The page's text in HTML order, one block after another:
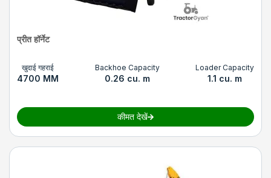
प्रीत हॉर्नेट
खुदाई गहराई
4700 MM
Backhoe Capacity
0.26 cu. m
Loader Capacity
1.1 cu. m
कीमत देखें